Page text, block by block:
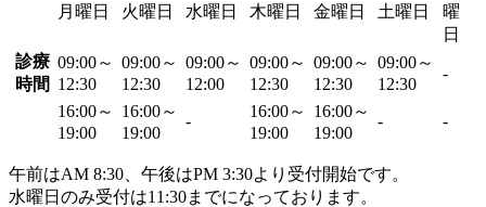
月曜日 火曜日 水曜日 木曜日 金曜日 土曜日
曜
日
診療
時間
09:00～
12:30
09:00～
12:30
09:00～
12:00
09:00～
12:30
09:00～
12:30
09:00～
12:30
-
16:00～
19:00
16:00～
19:00
-
16:00～
19:00
16:00～
19:00
- -
午前はAM 8:30、午後はPM 3:30より受付開始です。
水曜日のみ受付は11:30までになっております。